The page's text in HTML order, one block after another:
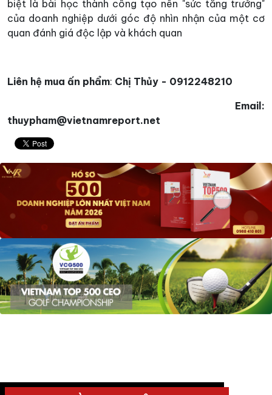
biệt là bài học thành công tạo nên "sức tăng trưởng"
của doanh nghiệp dưới góc độ nhìn nhận của một cơ
quan đánh giá độc lập và khách quan
Liên hệ mua ấn phẩm: Chị Thủy - 0912248210
Email:
thuypham@vietnamreport.net